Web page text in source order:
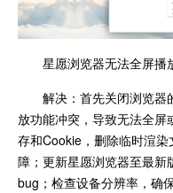
星愿浏览器无法全屏播
解决：首先关闭浏览器
放功能冲突，导致无法全
存和Cookie，删除临时渲
障；更新星愿浏览器至最
bug；检查设备分辨率，确